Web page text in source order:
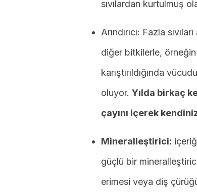
sıvılardan kurtulmuş
Arındırıcı: Fazla
diğer bitkilerle,
karıştırıldığında
oluyor. Yılda birkaç
çayını içerek
Mineralleştirici:
güçlü bir
erimesi veya diş